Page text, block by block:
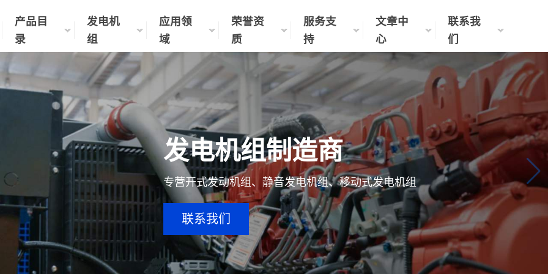
产品目
录
发电机
组
应用领
域
荣誉资
质
服务支
持
文章中
心
联系我
们
发电机组制造商
专营开式发动机组、静音发电机组、移动式发电机组
联系我们